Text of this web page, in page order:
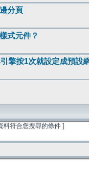
分頁
式元件？
擎按1次就設定成預設
料符合您搜尋的條件 ]